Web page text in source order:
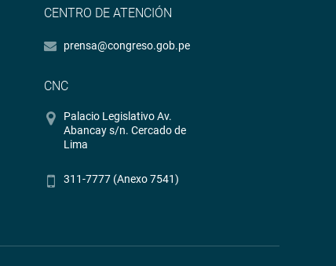
CENTRO DE ATENCIÓN
prensa@congreso.gob.pe
CNC
Palacio Legislativo Av.
Abancay s/n. Cercado de
Lima
311-7777 (Anexo 7541)